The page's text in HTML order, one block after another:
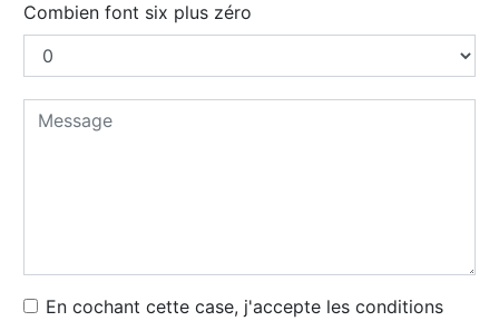
Combien font six plus zéro
En cochant cette case, j'accepte les conditions